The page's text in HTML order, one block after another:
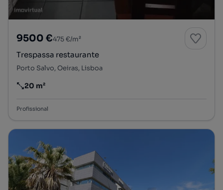
9500 €475 €/m²
Trespassa restaurante
Porto Salvo, Oeiras, Lisboa
Preço por metro quadrado
20 m²
Profissional